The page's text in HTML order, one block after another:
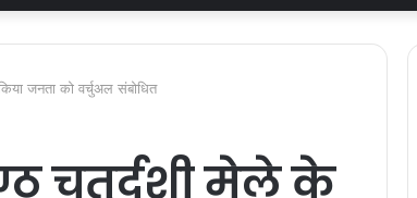
जनता को वर्चुअल संबोधित
चतुर्दशी मेले के